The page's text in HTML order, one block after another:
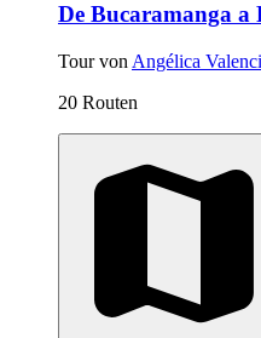
De Bucaramanga a
Tour von Angélica
20 Routen